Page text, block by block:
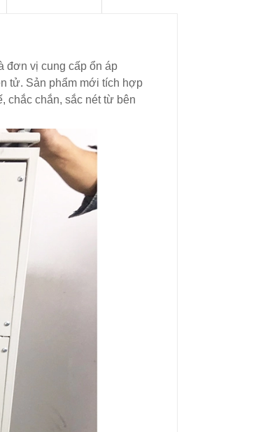
đơn vị cung cấp ổn áp
tử. Sản phẩm mới tích hợp
chắc chắn, sắc nét từ bên